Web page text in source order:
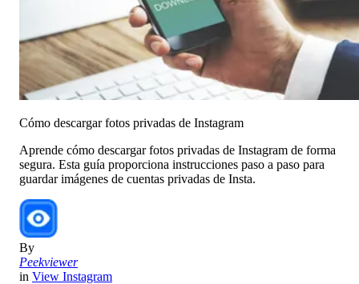
Cómo descargar fotos privadas de Instagram
Aprende cómo descargar fotos privadas de Instagram de forma
segura. Esta guía proporciona instrucciones paso a paso para
guardar imágenes de cuentas privadas de Insta.
By
Peekviewer
in View Instagram